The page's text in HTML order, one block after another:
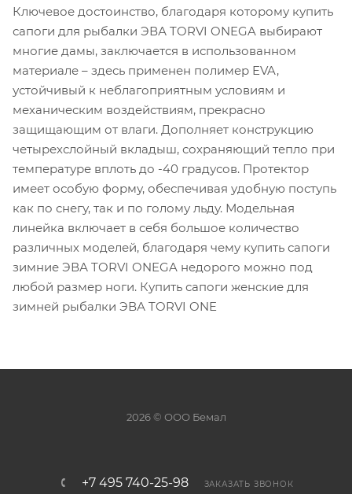
Ключевое достоинство, благодаря которому купить
сапоги для рыбалки ЭВА TORVI ONEGA выбирают
многие дамы, заключается в использованном
материале – здесь применен полимер EVA,
устойчивый к неблагоприятным условиям и
механическим воздействиям, прекрасно
защищающим от влаги. Дополняет конструкцию
четырехслойный вкладыш, сохраняющий тепло при
температуре вплоть до -40 градусов. Протектор
имеет особую форму, обеспечивая удобную поступь
как по снегу, так и по голому льду. Модельная
линейка включает в себя большое количество
различных моделей, благодаря чему купить сапоги
зимние ЭВА TORVI ONEGA недорого можно под
любой размер ноги. Купить сапоги женские для
зимней рыбалки ЭВА TORVI ONE
2026 © ООО Бемал
+7 495 740-25-98 ЗАКАЗАТЬ ЗВОНОК